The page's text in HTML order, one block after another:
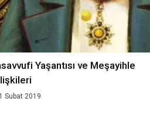
Yaşantısı ve Meşayihle
Subat 2019